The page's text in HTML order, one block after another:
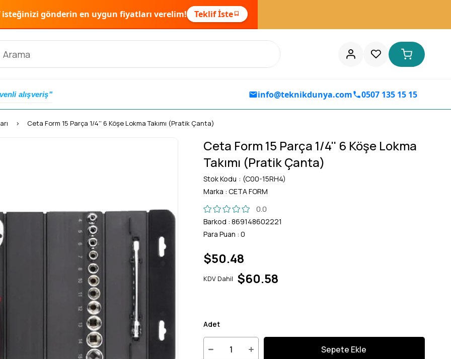
isteğinizi gönderin en uygun fiyatları verelim! Teklif İste
alışveriş" info@teknikdunya.com 0507 135 15 15
Ceta Form 15 Parça 1/4'' 6 Köşe Lokma Takımı (Pratik Çanta)
Ceta Form 15 Parça 1/4'' 6 Köşe Lokma
Takımı (Pratik Çanta)
Stok Kodu
(C00-15RH4)
Marka : CETA FORM
0.0
Barkod : 869148602221
Para Puan : 0
$50.48
KDV Dahil $60.58
Adet